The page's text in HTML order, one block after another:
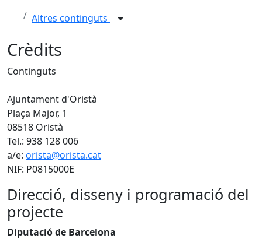
Altres continguts
Crèdits
Continguts
Ajuntament d'Oristà
Plaça Major, 1
08518 Oristà
Tel.: 938 128 006
a/e: orista@orista.cat
NIF: P0815000E
Direcció, disseny i programació del
projecte
Diputació de Barcelona